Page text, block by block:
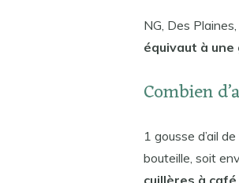
NG, Des
équivaut à une
Combien
1 gousse d’ail
bouteille, soit
cuillères à café